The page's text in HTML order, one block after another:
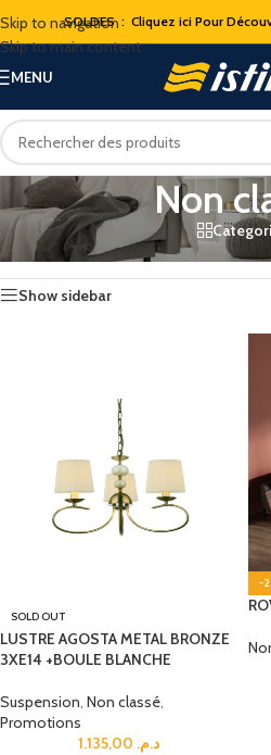
Skip to navigation
Skip to main content
SOLDES : Cliquez ici Pour
MENU
Non
Accueil
Non classé
Show sidebar
SOLD OUT
LUSTRE AGOSTA METAL BRONZE
3XE14 +BOULE BLANCHE
Suspension, Non classé,
Promotions
د.م.
-